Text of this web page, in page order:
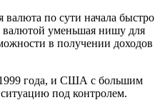
валюта по сути начала быстро
валютой уменьшая нишу для
в получении доходов
1999 года, и США с большим
под контролем.